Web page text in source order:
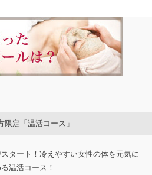
限定「温活コース」
タート！冷えやすい女性の体を元気に
温活コース！